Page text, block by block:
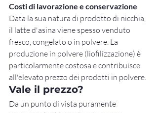
Costi di lavorazione e conservazione
Data la sua natura di prodotto di nicchia,
il latte d'asina viene spesso venduto
fresco, congelato o in polvere. La
produzione in polvere (liofilizzazione) è
particolarmente costosa e contribuisce
all'elevato prezzo dei prodotti in polvere.
Vale il prezzo?
Da un punto di vista puramente